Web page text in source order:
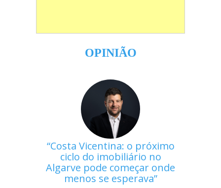
OPINIÃO
Costa Vicentina: o próximo
ciclo do imobiliário no
Algarve pode começar onde
menos se esperava